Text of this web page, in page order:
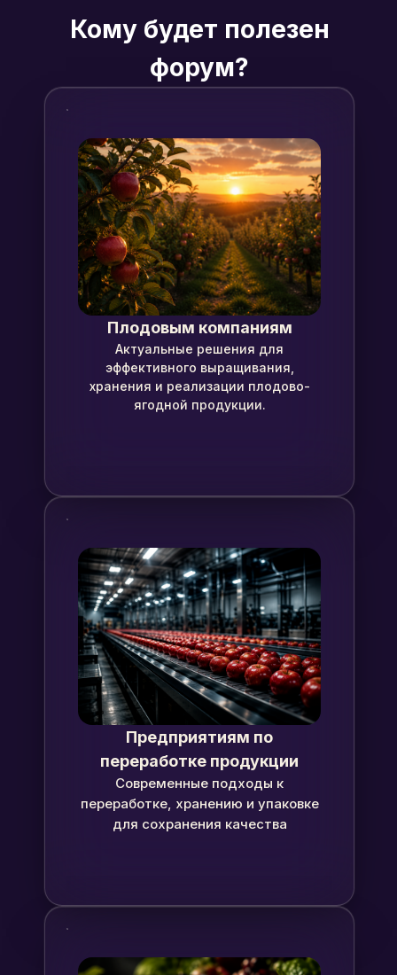
Кому будет полезен
форум?
Плодовым компаниям
Актуальные решения для
эффективного выращивания,
хранения и реализации плодово-
ягодной продукции.
Предприятиям по
переработке продукции
Современные подходы к
переработке, хранению и упаковке
для сохранения качества